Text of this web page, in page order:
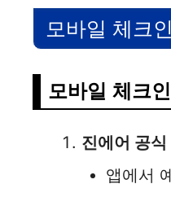
모바일 체크
모바일 체크
진에어 공
앱에서